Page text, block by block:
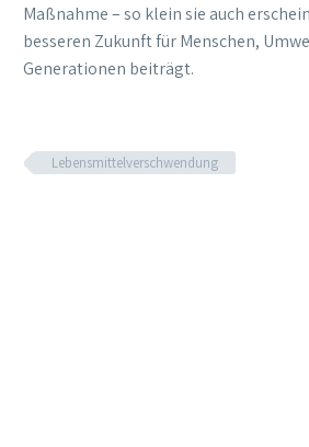
Maßnahme – so klein sie auch
besseren Zukunft für Menschen,
Generationen beiträgt.
Lebensmittelverschwendung